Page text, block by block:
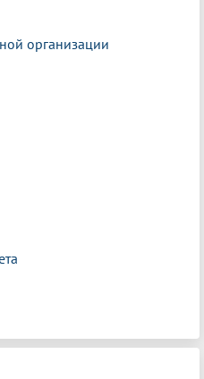
организации